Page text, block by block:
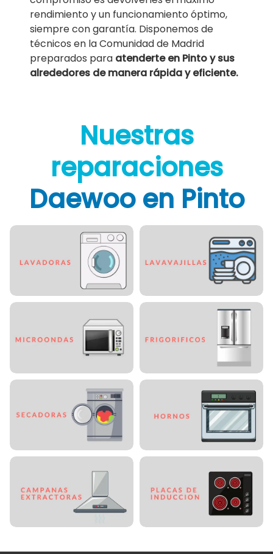
rendimiento y un funcionamiento óptimo,
siempre con garantía. Disponemos de
técnicos en la Comunidad de Madrid
preparados para atenderte en Pinto y sus
alrededores de manera rápida y eficiente.
Nuestras
reparaciones
Daewoo en Pinto